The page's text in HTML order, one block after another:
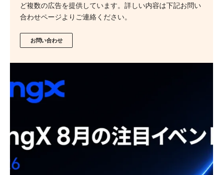
ど複数の広告を提供しています。詳しい内容は下記お問い
合わせページよりご連絡ください。
お問い合わせ